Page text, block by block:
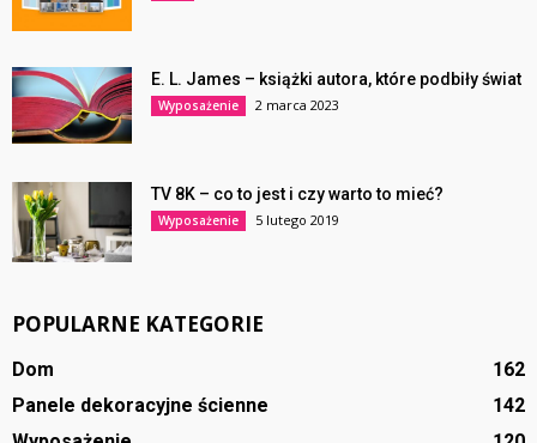
E. L. James – książki autora, które podbiły świat
Wyposażenie 2 marca 2023
TV 8K – co to jest i czy warto to mieć?
Wyposażenie 5 lutego 2019
POPULARNE KATEGORIE
Dom
162
Panele dekoracyjne ścienne
142